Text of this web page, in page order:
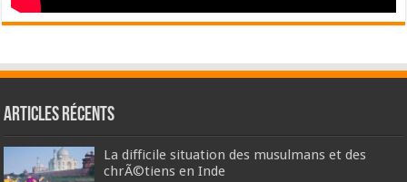
Articles récents
La difficile situation des musulmans et des
chrÃ©tiens en Inde